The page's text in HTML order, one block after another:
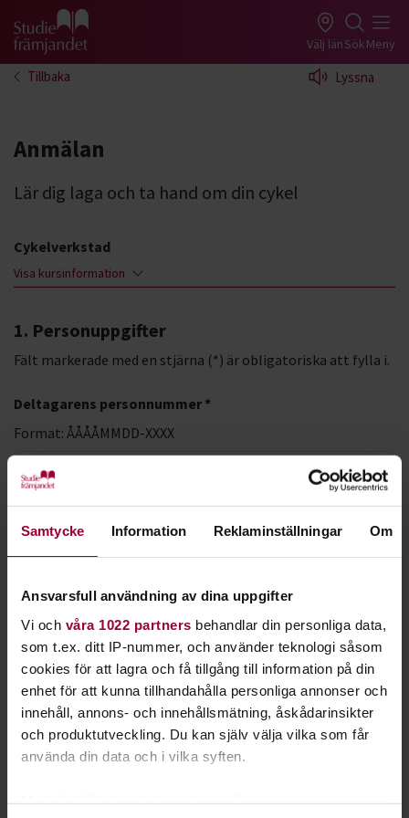
Samtycke Information Reklaminställningar Om
Ansvarsfull användning av dina uppgifter
Vi och våra 1022 partners behandlar din personliga data,
som t.ex. ditt IP-nummer, och använder teknologi såsom
cookies för att lagra och få tillgång till information på din
enhet för att kunna tillhandahålla personliga annonser och
innehåll, annons- och innehållsmätning, åskådarinsikter
och produktutveckling. Du kan själv välja vilka som får
använda din data och i vilka syften.
Gå till studiefrämjandets startsida Välj länSökMeny
Tillbaka Lyssna
Anmälan
Lär dig laga och ta hand om din cykel
Cykelverkstad
Visa kursinformation
1. Personuppgifter
Fält markerade med en stjärna (*) är obligatoriska att fylla i.
Deltagarens personnummer *
Format: ÅÅÅÅMMDD-XXXX
Förnamn *
Efternamn *
E-postadress *